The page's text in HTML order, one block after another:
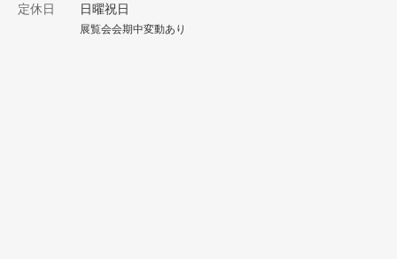
定休日 日曜祝日
展覧会会期中変動あり